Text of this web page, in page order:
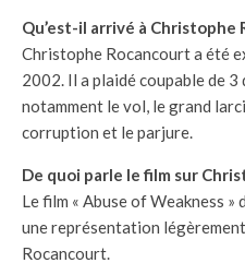
Qu’est-il arrivé à Christophe
Christophe Rocancourt a été
2002. Il a plaidé coupable de 3
notamment le vol, le grand
corruption et le parjure.
De quoi parle le film sur
Le film « Abuse of Weakness
une représentation
Rocancourt.